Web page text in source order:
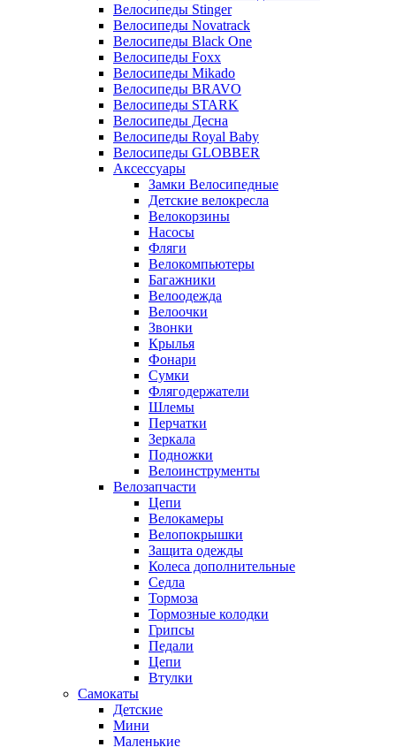
Велосипеды Stinger
Велосипеды Novatrack
Велосипеды Black One
Велосипеды Foxx
Велосипеды Mikado
Велосипеды BRAVO
Велосипеды STARK
Велосипеды Десна
Велосипеды Royal Baby
Велосипеды GLOBBER
Аксессуары
Замки Велосипедные
Детские велокресла
Велокорзины
Насосы
Фляги
Велокомпьютеры
Багажники
Велоодежда
Велоочки
Звонки
Крылья
Фонари
Сумки
Флягодержатели
Шлемы
Перчатки
Зеркала
Подножки
Велоинструменты
Велозапчасти
Цепи
Велокамеры
Велопокрышки
Защита одежды
Колеса дополнительные
Седла
Тормоза
Тормозные колодки
Грипсы
Педали
Цепи
Втулки
Самокаты
Детские
Мини
Маленькие